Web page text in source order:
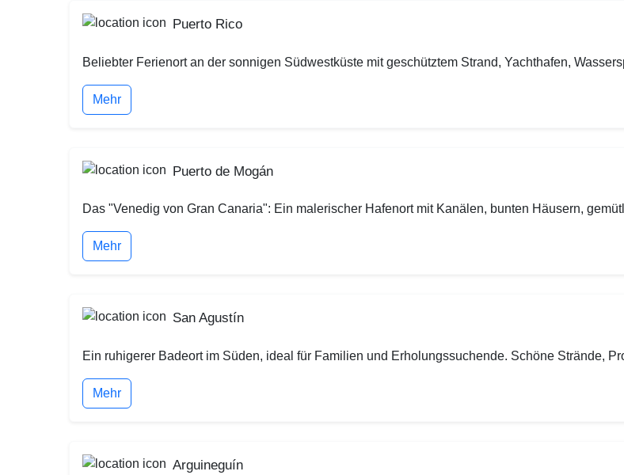
Puerto Rico
Beliebter Ferienort an der sonnigen Südwestküste mit geschütztem Strand, Yachthafen,
Mehr
Puerto de Mogán
Das "Venedig von Gran Canaria": Ein malerischer Hafenort mit Kanälen, bunten Häusern,
Mehr
San Agustín
Ein ruhigerer Badeort im Süden, ideal für Familien und Erholungssuchende. Schöne Strände,
Mehr
Arguineguín